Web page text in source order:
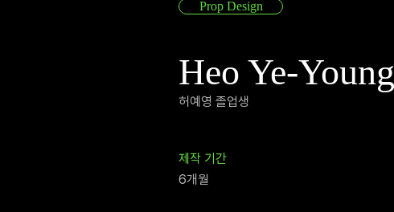
Prop Design
Heo Ye-Young
허예영 졸업생
​제작 기간
6개월